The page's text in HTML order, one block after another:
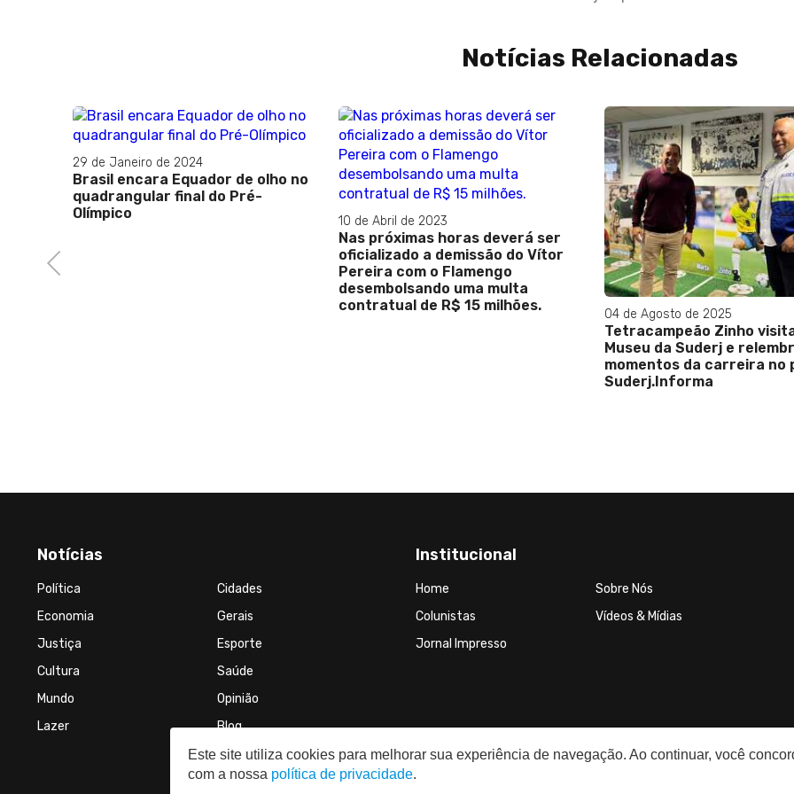
Notícias Relacionadas
Previous
10 de Abril de 2023
04 de Agosto de 2025
momentos da carreira no podcast
04 de Maio de 2026
Vasco arranca empate
acréscimos e frustra
em clássico
Maracanã
Notícias
Política
Cidades
Economia
Gerais
Justiça
Esporte
Cultura
Saúde
Mundo
Opinião
Lazer
Blog
Institucional
Home
Sobre Nós
Colunistas
Vídeos & Mídias
Jornal Impresso
Este site utiliza cookies para melhorar sua experiência de navegação. Ao continuar, você
com a nossa política de privacidade.